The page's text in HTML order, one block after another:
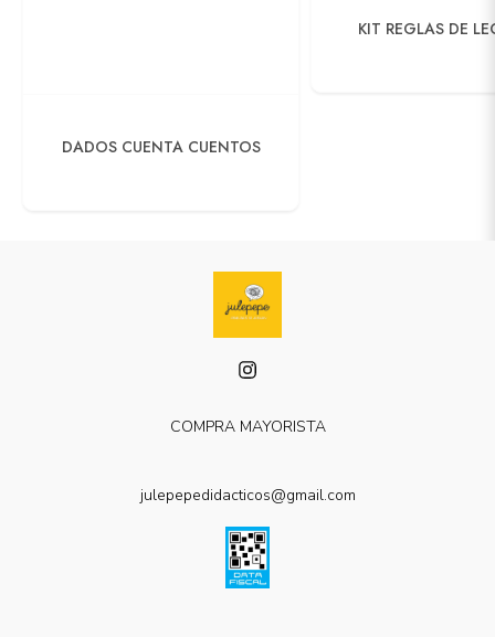
DADOS CUENTA CUENTOS
KIT REGLAS DE
COMPRA MAYORISTA
julepepedidacticos@gmail.com